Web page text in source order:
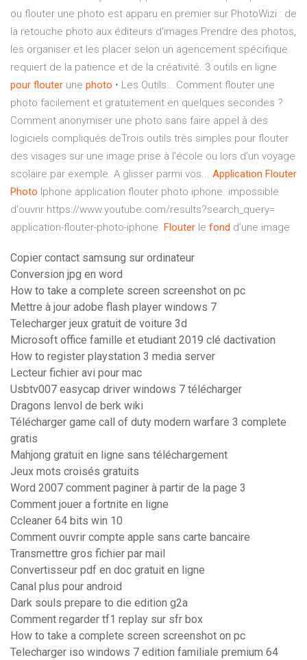
ou flouter une photo est apparu en premier sur PhotoWizi : de
la retouche photo aux éditeurs d'images.Prendre des photos,
les organiser et les placer selon un agencement spécifique
requiert de la patience et de la créativité. 3 outils en ligne
pour flouter une photo • Les Outils… Comment flouter une
photo facilement et gratuitement en quelques secondes ?
Comment anonymiser une photo sans faire appel à des
logiciels compliqués deTrois outils très simples pour flouter
des visages sur une image prise à l’école ou lors d’un voyage
scolaire par exemple. A glisser parmi vos... Application Flouter
Photo Iphone application flouter photo iphone. impossible
d'ouvrir https://www.youtube.com/results?search_query=
application-flouter-photo-iphone. Flouter le fond d’une image
Copier contact samsung sur ordinateur
Conversion jpg en word
How to take a complete screen screenshot on pc
Mettre à jour adobe flash player windows 7
Telecharger jeux gratuit de voiture 3d
Microsoft office famille et etudiant 2019 clé dactivation
How to register playstation 3 media server
Lecteur fichier avi pour mac
Usbtv007 easycap driver windows 7 télécharger
Dragons lenvol de berk wiki
Télécharger game call of duty modern warfare 3 complete
gratis
Mahjong gratuit en ligne sans téléchargement
Jeux mots croisés gratuits
Word 2007 comment paginer à partir de la page 3
Comment jouer a fortnite en ligne
Ccleaner 64 bits win 10
Comment ouvrir compte apple sans carte bancaire
Transmettre gros fichier par mail
Convertisseur pdf en doc gratuit en ligne
Canal plus pour android
Dark souls prepare to die edition g2a
Comment regarder tf1 replay sur sfr box
How to take a complete screen screenshot on pc
Telecharger iso windows 7 edition familiale premium 64